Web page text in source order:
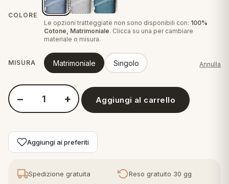
letto
in piuma d'oca
COLORE
Le opzioni tratteggiate non sono disponibili con: 100%
Cotone, Matrimoniale. Clicca su una per cambiare
materiale o misura.
MISURA Matrimoniale Singolo Annulla
Quantità Perlarara - Parure Copripiumino in Cotone - Crono
− + Aggiungi al carrello
Aggiungi ai preferiti
Spedizione gratuita Reso gratuito 30 gg